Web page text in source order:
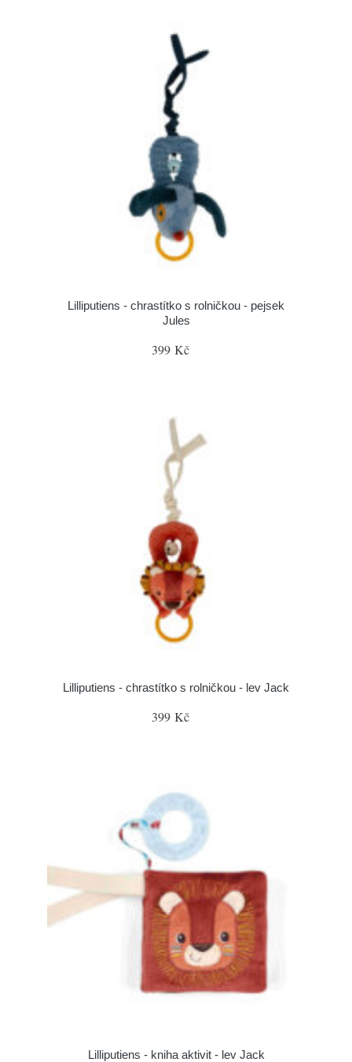
Lilliputiens - chrastítko s rolničkou - pejsek
Jules
399 Kč
Lilliputiens - chrastítko s rolničkou - lev Jack
399 Kč
Lilliputiens - kniha aktivit - lev Jack